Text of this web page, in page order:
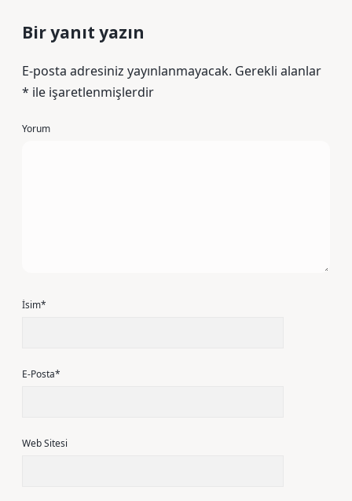
Bir yanıt yazın
E-posta adresiniz yayınlanmayacak. Gerekli alanlar
* ile işaretlenmişlerdir
Yorum
İsim*
E-Posta*
Web Sitesi